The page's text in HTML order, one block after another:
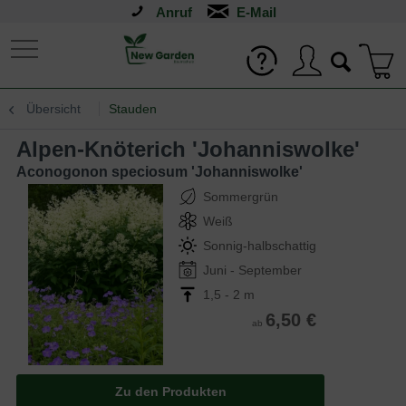
Anruf
Übersicht Stauden
Alpen-Knöterich 'Johanniswolke'
Aconogonon speciosum 'Johanniswolke'
Sommergrün
Weiß
Sonnig-halbschattig
Juni - September
1,5 - 2 m
ab 6,50 €
Zu den Produkten